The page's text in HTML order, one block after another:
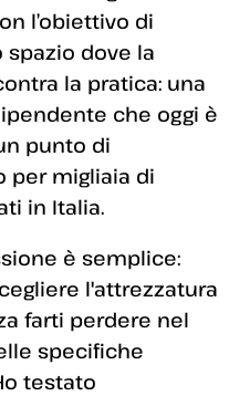
l’obiettivo di
spazio dove la
la pratica: una
che oggi è
punto di
per migliaia di
in Italia.
è semplice:
l'attrezzatura
farti perdere nel
specifiche
testato